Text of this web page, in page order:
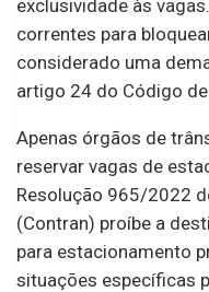
exclusividade às
correntes para
considerado uma
artigo 24 do Código
Apenas órgãos de
reservar vagas de
Resolução 965/2022
(Contran) proíbe a
para estacionamento
situações específicas